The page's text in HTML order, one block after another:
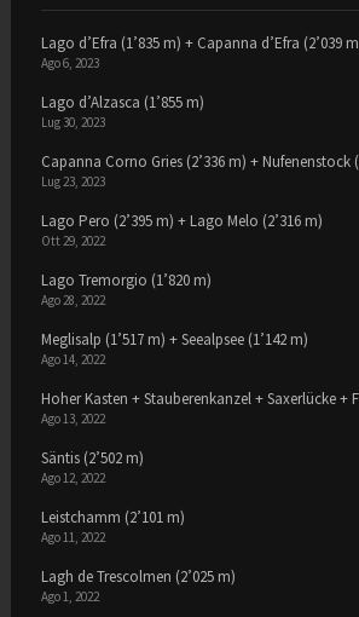
Lago d’Efra (1’835 m) + Capanna d’Efra (2’039
Ago 6, 2023
Lago d’Alzasca (1’855 m)
Lug 30, 2023
Capanna Corno Gries (2’336 m) + Nufenenstock
Lug 23, 2023
Lago Pero (2’395 m) + Lago Melo (2’316 m)
Ott 29, 2022
Lago Tremorgio (1’820 m)
Ago 28, 2022
Meglisalp (1’517 m) + Seealpsee (1’142 m)
Ago 14, 2022
Hoher Kasten + Stauberenkanzel + Saxerlücke +
Ago 13, 2022
Säntis (2’502 m)
Ago 12, 2022
Leistchamm (2’101 m)
Ago 11, 2022
Lagh de Trescolmen (2’025 m)
Ago 1, 2022